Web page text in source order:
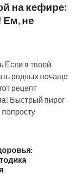
на кефире:
Ем, не
Если в твоей
родных почаще
рецепт
Быстрый пирог